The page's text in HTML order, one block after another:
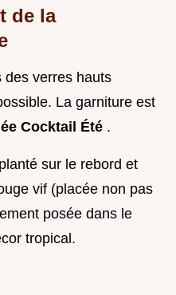
de la
des verres hauts
La garniture est
Cocktail Été .
sur le rebord et
vif (placée non pas
posée dans le
tropical.